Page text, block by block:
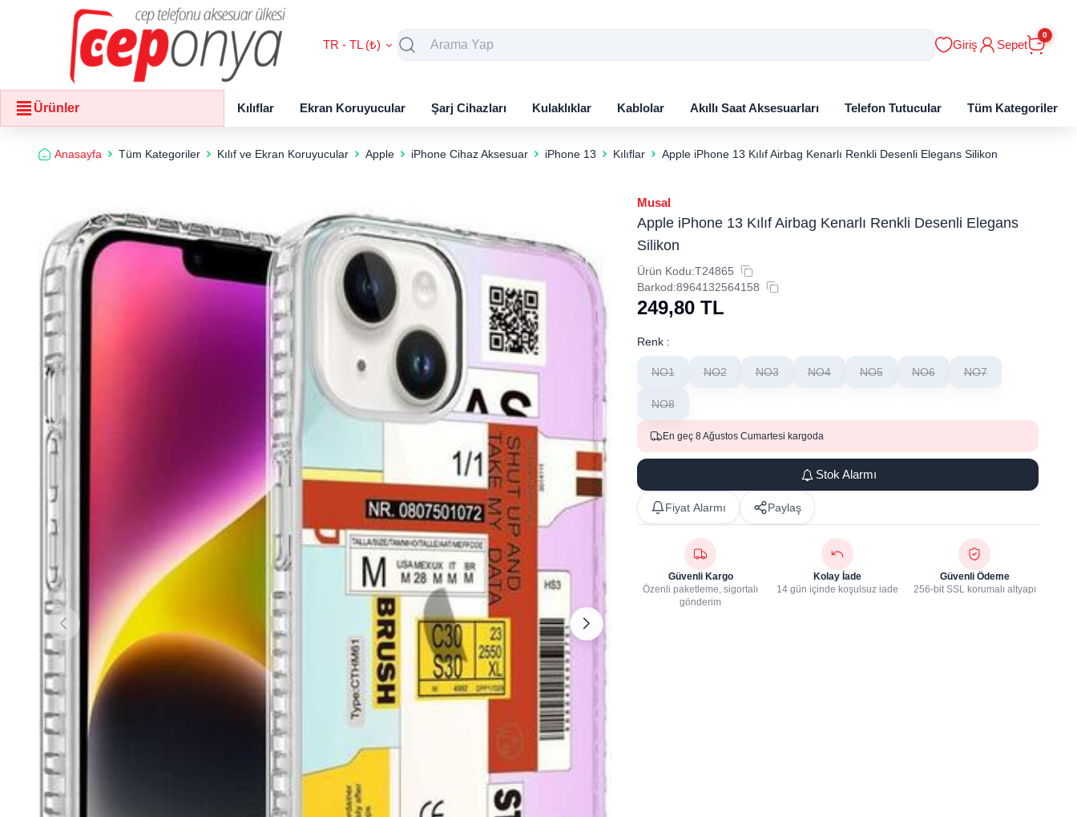
TR - TL (₺) Giriş Sepet
0
Ürünler Kılıflar Ekran Koruyucular Şarj Cihazları Kulaklıklar Kablolar Akıllı Saat Aksesuarları Telefon Tutucular Tüm Kategoriler
Anasayfa Tüm Kategoriler Kılıf ve Ekran Koruyucular Apple iPhone Cihaz Aksesuar iPhone 13 Kılıflar Apple iPhone 13 Kılıf Airbag Kenarlı Renkli Desenli Elegans Silikon
Musal
Apple iPhone 13 Kılıf Airbag Kenarlı Renkli Desenli Elegans
Silikon
Ürün Kodu:T24865
Barkod:8964132564158
249,80 TL
Renk :
NO1 NO2 NO3 NO4 NO5 NO6 NO7
NO8
En geç 8 Ağustos Cumartesi kargoda
Stok Alarmı
Fiyat Alarmı Paylaş
Güvenli Kargo
Özenli paketleme, sigortalı
gönderim
Kolay İade
14 gün içinde koşulsuz iade
Güvenli Ödeme
256-bit SSL korumalı altyapı